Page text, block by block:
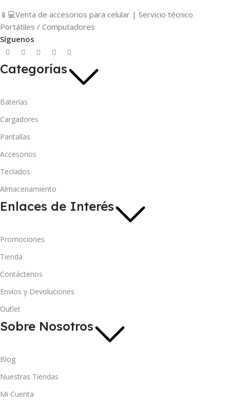
📱💻Venta de accesorios para celular | Servicio técnico
Portátiles / Computadores
Síguenos
Categorías
Baterías
Cargadores
Pantallas
Accesorios
Teclados
Almacenamiento
Enlaces de Interés
Promociones
Tienda
Contáctenos
Envíos y Devoluciones
Outlet
Sobre Nosotros
Blog
Nuestras Tiendas
Mi Cuenta